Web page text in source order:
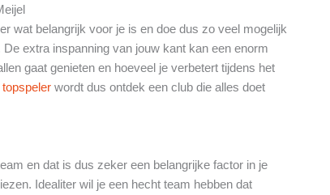
wat belangrijk voor je is en doe dus zo veel mogelijk
extra inspanning van jouw kant kan een enorm
gaat genieten en hoeveel je verbetert tijdens het
topspeler wordt dus ontdek een club die alles doet
en dat is dus zeker een belangrijke factor in je
Idealiter wil je een hecht team hebben dat